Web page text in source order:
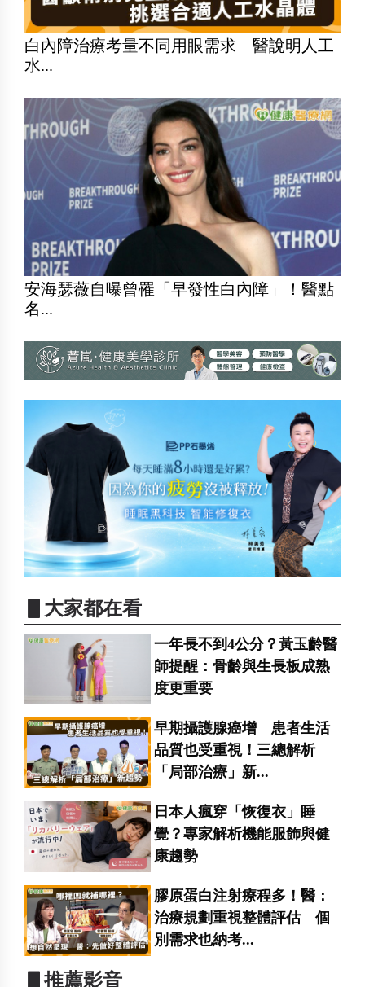
白內障治療考量不同用眼需求 醫說明人工
水...
安海瑟薇自曝曾罹「早發性白內障」！醫點
名...
▋大家都在看
一年長不到4公分？黃玉齡醫
師提醒：骨齡與生長板成熟
度更重要
早期攝護腺癌增 患者生活
品質也受重視！三總解析
「局部治療」新...
日本人瘋穿「恢復衣」睡
覺？專家解析機能服飾與健
康趨勢
膠原蛋白注射療程多！醫：
治療規劃重視整體評估 個
別需求也納考...
▋推薦影音